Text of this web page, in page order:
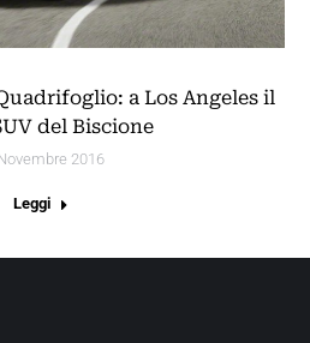
a Los Angeles il
del Biscione
2016
Leggi